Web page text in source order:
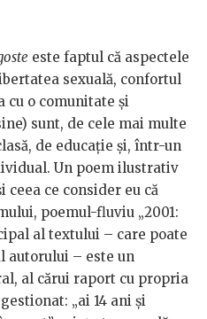
este faptul că aspectele
sexuală, confortul
cu o comunitate și
sunt, de cele mai multe
de educație și, într-un
Un poem ilustrativ
ceea ce consider eu că
poemul-fluviu „2001:
al textului – care poate
autorului – este un
al cărui raport cu propria
„ai 14 ani și